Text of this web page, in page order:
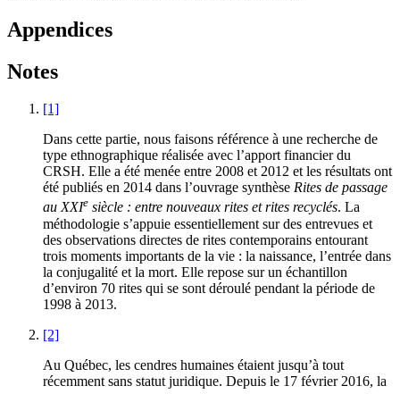
Appendices
Notes
[1]
Dans cette partie, nous faisons référence à une recherche de
type ethnographique réalisée avec l’apport financier du
CRSH. Elle a été menée entre 2008 et 2012 et les résultats ont
été publiés en 2014 dans l’ouvrage synthèse Rites de passage
au XXIe siècle : entre nouveaux rites et rites recyclés. La
méthodologie s’appuie essentiellement sur des entrevues et
des observations directes de rites contemporains entourant
trois moments importants de la vie : la naissance, l’entrée dans
la conjugalité et la mort. Elle repose sur un échantillon
d’environ 70 rites qui se sont déroulé pendant la période de
1998 à 2013.
[2]
Au Québec, les cendres humaines étaient jusqu’à tout
récemment sans statut juridique. Depuis le 17 février 2016, la